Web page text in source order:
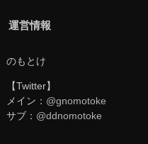
運営情報
のもとけ
【Twitter】
メイン： @gnomotoke
サブ： @ddnomotoke